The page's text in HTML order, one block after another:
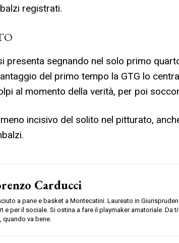
registrati.
presenta segnando nel solo primo
del primo tempo la GTG lo
al momento della verità, per poi
incisivo del solito nel pitturato,
Carducci
a pane e basket a Montecatini. Laureato in
e per il sociale. Si ostina a fare il playmaker amatoriale.
quando va bene.